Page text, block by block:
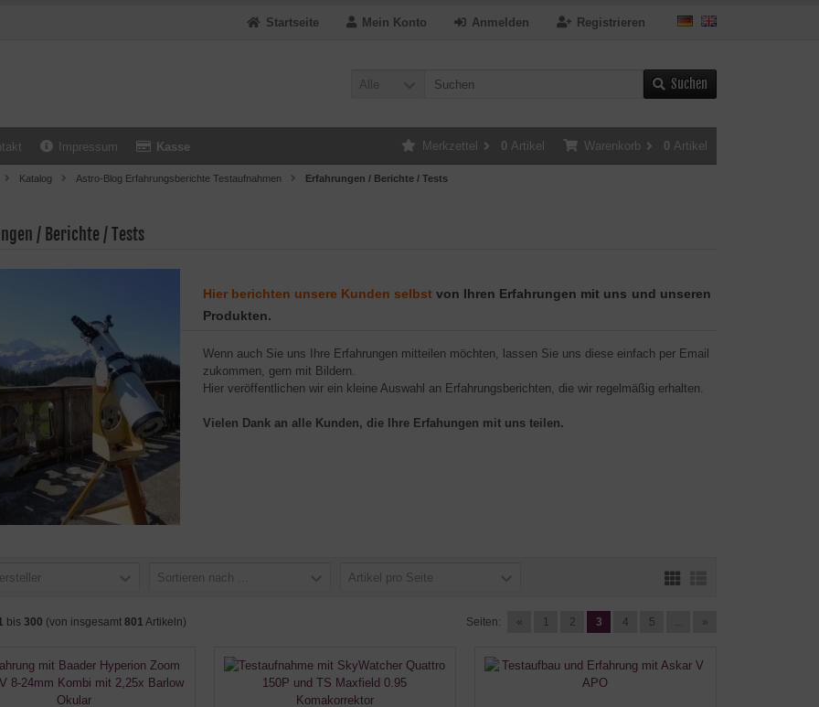
Registrieren
Anmelden
Mein Konto
Startseite
Alle Suchen
Impressum Kasse Warenkorb 0 Artikel
Merkzettel 0 Artikel
Katalog Astro-Blog Erfahrungsberichte Testaufnahmen Erfahrungen / Berichte / Tests
/ Berichte / Tests
Hier berichten unsere Kunden selbst von Ihren Erfahrungen mit uns und unseren
Produkten.
Wenn auch Sie uns Ihre Erfahrungen mitteilen möchten, lassen Sie uns diese einfach per Email
zukommen, gern mit Bildern.
Hier veröffentlichen wir ein kleine Auswahl an Erfahrungsberichten, die wir regelmäßig erhalten.
Vielen Dank an alle Kunden, die Ihre Erfahungen mit uns teilen.
Sortieren nach ... Artikel pro Seite
bis 300 (von insgesamt 801 Artikeln) Seiten: « 1 2 3 4 5 ... »